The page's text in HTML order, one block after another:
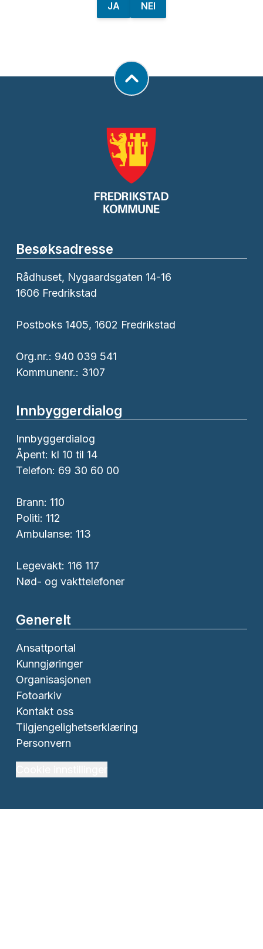
JA NEI
Besøksadresse
Rådhuset, Nygaardsgaten 14-16
1606 Fredrikstad
Postboks 1405, 1602 Fredrikstad
Org.nr.: 940 039 541
Kommunenr.: 3107
Innbyggerdialog
Innbyggerdialog
Åpent: kl 10 til 14
Telefon: 69 30 60 00
Brann: 110
Politi: 112
Ambulanse: 113
Legevakt: 116 117
Nød- og vakttelefoner
Generelt
Ansattportal
Kunngjøringer
Organisasjonen
Fotoarkiv
Kontakt oss
Tilgjengelighetserklæring
Personvern